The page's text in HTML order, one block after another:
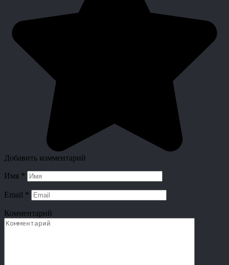
Добавить комментарий
Имя *
Email *
Комментарий